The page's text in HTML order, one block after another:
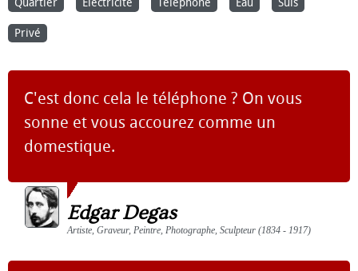
Privé
C'est donc cela le téléphone ? On vous
sonne et vous accourez comme un
domestique.
Edgar Degas
Artiste, Graveur, Peintre, Photographe, Sculpteur (1834 - 1917)